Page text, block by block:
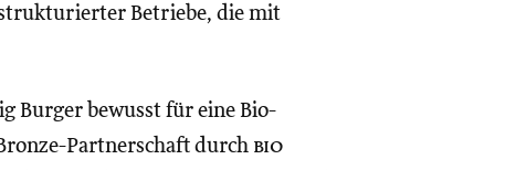
Betriebe, die mit
Burger bewusst für eine Bio-
Partnerschaft durch bio